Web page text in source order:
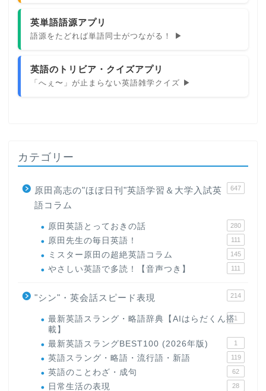
英単語語源アプリ
語源をたどれば単語同士がつながる！ ▶
英語のトリビア・クイズアプリ
「へぇ〜」が止まらない英語雑学クイズ ▶
カテゴリー
原田高志の"ほぼ日刊"英語学習＆大学入試英
語コラム
647
原田英語とっておきの話 280
原田先生の毎日英語！ 111
ミスター原田の超絶英語コラム 145
やさしい英語で多読！【音声つき】 111
"シン"・英会話スピード表現 214
最新英語スラング・略語辞典【AIはらだくん搭
載】
1
最新英語スラングBEST100 (2026年版) 1
英語スラング・略語・流行語・新語 119
英語のことわざ・成句 62
日常生活の表現 28